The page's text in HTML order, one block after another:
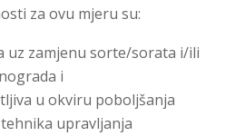
za ovu mjeru su:
uz zamjenu sorte/sorata i/ili
i
u okviru poboljšanja
upravljanja